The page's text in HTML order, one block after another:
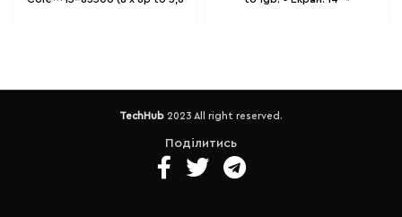
3.1 (5 Гбіт/сек)/1 x USB Type
для навушників/мікрофона/
Кг. • Порти -2 x USB 3.1/1 х USB
комбінований аудіороз'єм
TechHub 2023 All right reserved.
Поділитись